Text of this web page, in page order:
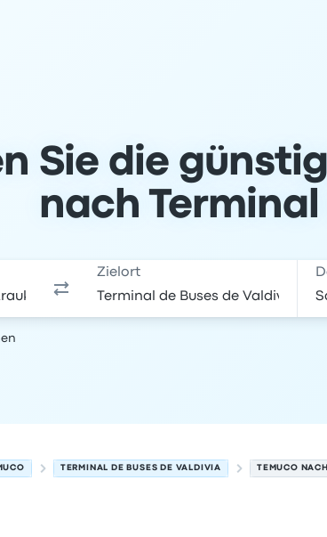
Sie die
nach
Zielort
TERMINAL DE BUSES DE VALDIVIA TEMUCO